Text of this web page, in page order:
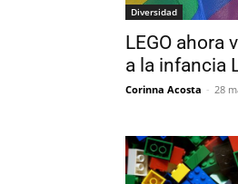
Diversidad
LEGO ahora
a la infancia
Corinna Acosta - 28